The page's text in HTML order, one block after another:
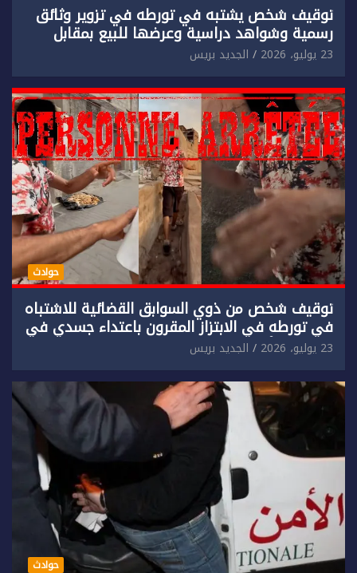
توقيف شخص يشتبه في تورطه في تزوير وثائق
رسمية وشواهد دراسية وعرضها للبيع بمقابل
مادي.
23 يوليو، 2026 الجديد بريس
حوادث
توقيف شخص من ذوي السوابق القضائية للاشتباه
في تورطه في الابتزاز المقرون باعتداء جسدي في
حق سائح أجنبي.
23 يوليو، 2026 الجديد بريس
حوادث